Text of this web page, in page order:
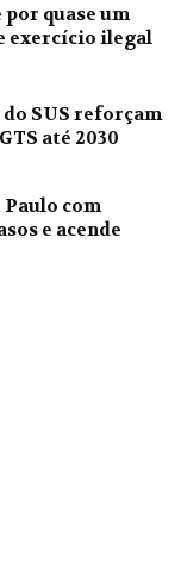
quase um
exercício ilegal
do SUS reforçam
até 2030
Paulo com
e acende